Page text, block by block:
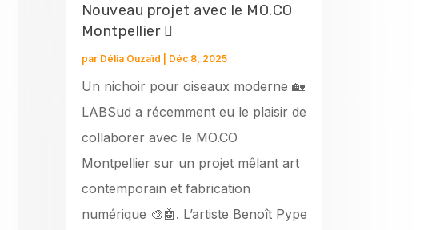
Nouveau projet avec le MO.CO
Montpellier 🫟
par Délia Ouzaïd Déc 8, 2025
Un nichoir pour oiseaux moderne 🏡
LABSud a récemment eu le plaisir de
collaborer avec le MO.CO
Montpellier sur un projet mêlant art
contemporain et fabrication
numérique 🎨🤖. L’artiste Benoît Pype